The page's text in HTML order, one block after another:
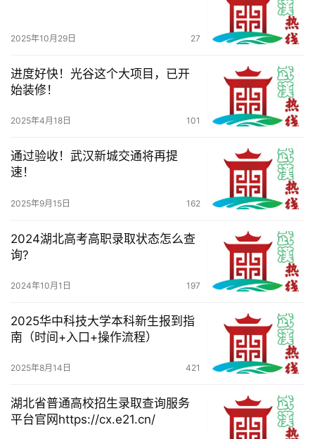
2025年10月29日 27
进度好快！光谷这个大项目，已开
始装修！
2025年4月18日 101
通过验收！武汉新城交通将再提
速！
2025年9月15日 162
2024湖北高考高职录取状态怎么查
询?
2024年10月1日 197
2025华中科技大学本科新生报到指
南（时间+入口+操作流程）
2025年8月14日 421
湖北省普通高校招生录取查询服务
平台官网https://cx.e21.cn/